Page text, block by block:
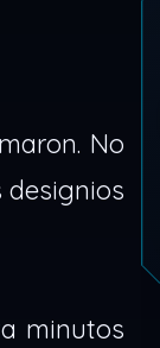
No
designios
minutos